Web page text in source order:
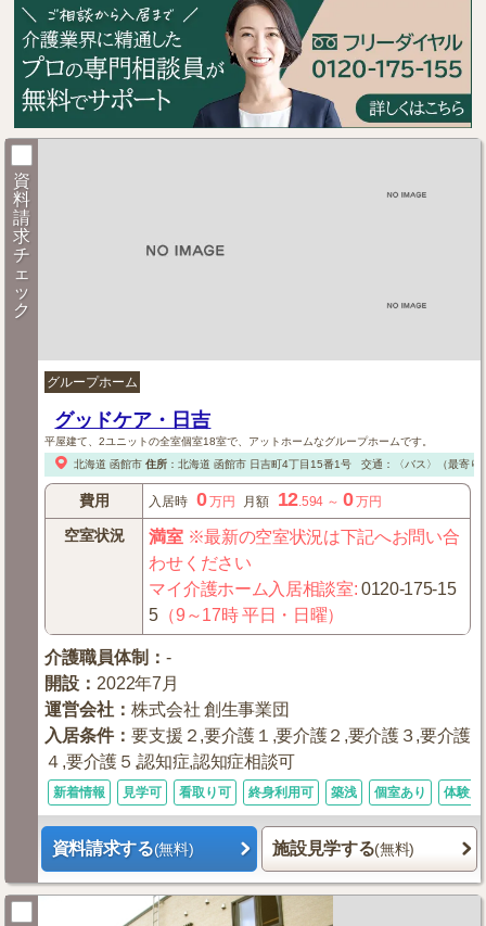
資
料
請
求
チ
ェ
ッ
ク
グループホーム
グッドケア・日吉
平屋建て、2ユニットの全室個室18室で、アットホームなグループホームです。
北海道 函館市 住所： 北海道 函館市日吉町4丁目15番1号 交通：〈バス〉（最寄り
費用 入居時 0万円 月額 12 .594 ～ 0万円
空室状況 満室※最新の空室状況は下記へお問い合
わせください
マイ介護ホーム入居相談室:0120-175-15
5 （9～17時 平日・日曜）
介護職員体制 ：-
開設 ： 2022年7月
運営会社 ：株式会社 創生事業団
入居条件：要支援２,要介護１,要介護２,要介護３,要介護
４,要介護５,認知症,認知症相談可
新着情報 見学可 看取り可 終身利用可 築浅 個室あり 体験入
資料請求する(無料) 施設見学する(無料)